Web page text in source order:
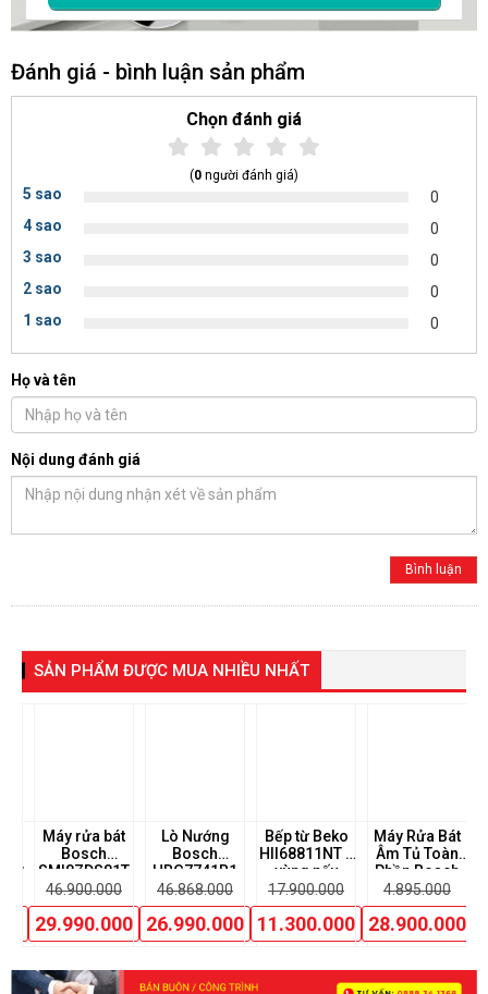
Đánh giá - bình luận sản phẩm
Chọn đánh giá
(0 người đánh giá)
5 sao
0
4 sao
0
3 sao
0
2 sao
0
1 sao
0
Họ và tên
Nội dung đánh giá
SẢN PHẨM ĐƯỢC MUA NHIỀU NHẤT
Máy rửa bát
Bosch
SMI8ZDS81T
46.900.000
29.990.000
Lò Nướng
Bosch
HBG7741B1
Seri 8 Nhiệt
phân
46.868.000
26.990.000
Bếp từ Beko
HII68811NT 4
vùng nấu
17.900.000
11.300.000
Máy Rửa Bát
Âm Tủ Toàn
Phần Bosch
SMD8TCX04E
4.895.000
28.900.000